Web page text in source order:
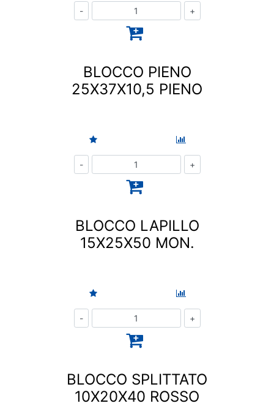
BLOCCO PIENO
25X37X10,5 PIENO
BLOCCO LAPILLO
15X25X50 MON.
BLOCCO SPLITTATO
10X20X40 ROSSO